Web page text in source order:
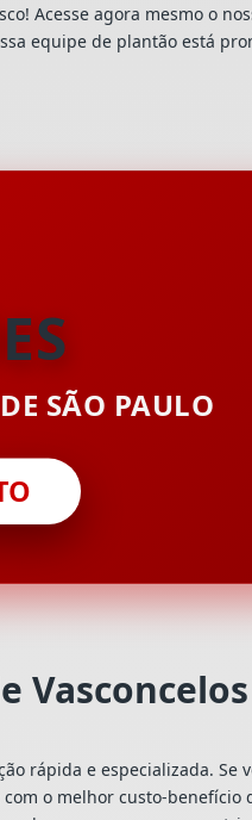
Acesse agora mesmo o
equipe de plantão está
SÃO PAULO
rápida e especializada. Se
o melhor custo-benefício